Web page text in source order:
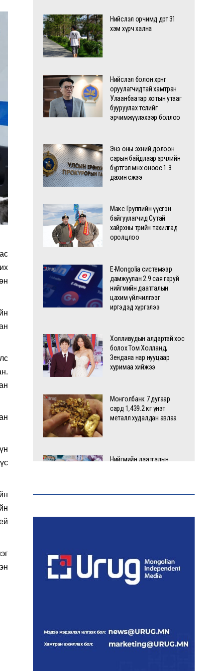
Нийслэл орчимд өдөртөө 31
хэм хүрч хална
Нийслэл болон хөрөнгө
оруулагчидтай хамтран
Улаанбаатар хотын утааг
бууруулах төслийг
эрчимжүүлэхээр боллоо
Энэ оны эхний долоон
сарын байдлаар зөрчлийн
бүртгэл өмнөх оноос 1.3
дахин өсжээ
Макс Группийн үүсгэн
байгуулагчид Сутай
хайрхны төрийн тахилгад
оролцлоо
E-Mongolia системээр
дамжуулан 2.9 сая гаруй
нийгмийн даатгалын
цахим үйлчилгээг
иргэдэд хүргэлээ
Холливудын алдартай хос
болох Том Холланд,
Зендаяа нар нууцаар
хуримаа хийжээ
Монголбанк 7 дугаар
сард 1,439.2 кг үнэт
металл худалдан авлаа
Нийгмийн даатгалын
Киев ОХУ-Украины хилээс
үзүүлжээ
Ш.Шинэцэцэгийг